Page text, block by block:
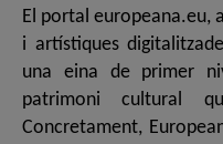
El portal europeana.eu,
i artístiques
una eina de primer
patrimoni cultural
Concretament,